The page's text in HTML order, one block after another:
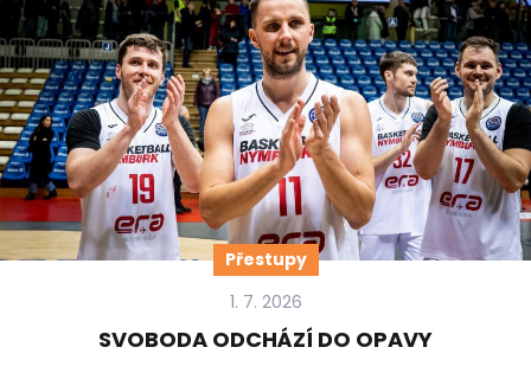
Přestupy
1. 7. 2026
SVOBODA ODCHÁZÍ DO OPAVY